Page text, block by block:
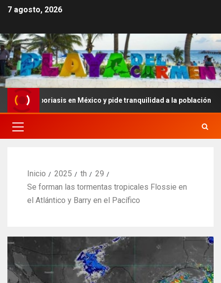
7 agosto, 2026
en México y pide tranquilidad a la población
Inicio 2025 th
29
Se forman las tormentas tropicales Flossie en
el Atlántico y Barry en el Pacífico